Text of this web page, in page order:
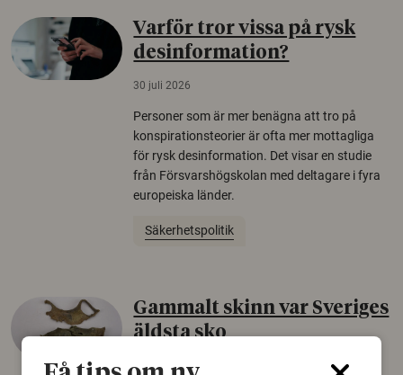
Varför tror vissa på rysk
desinformation?
30 juli 2026
Personer som är mer benägna att tro på
konspirationsteorier är ofta mer mottagliga
för rysk desinformation. Det visar en studie
från Försvarshögskolan med deltagare i fyra
europeiska länder.
Säkerhetspolitik
Gammalt skinn var Sveriges
äldsta sko
22 juni 2026